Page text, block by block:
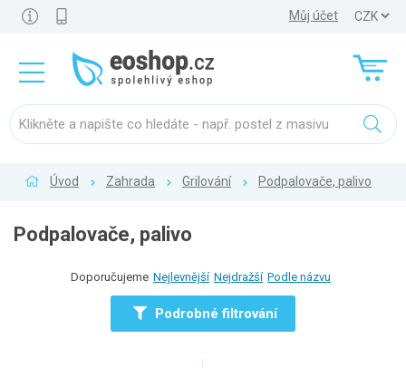
Můj účet
Úvod Zahrada Grilování Podpalovače, palivo
Podpalovače, palivo
Doporučujeme Nejlevnější Nejdražší Podle názvu
Podrobné filtrování